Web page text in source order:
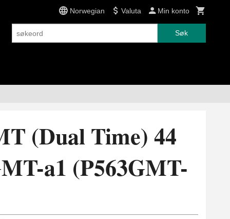
Norwegian Valuta Min konto
Søk
(Dual Time) 44
a1 (P563GMT-